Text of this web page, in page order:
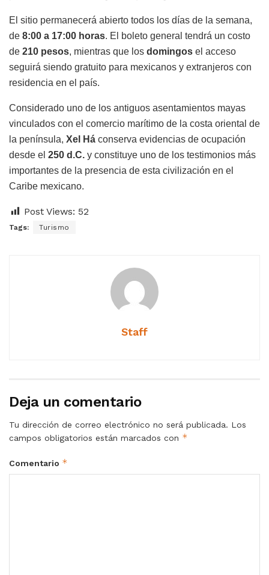
El sitio permanecerá abierto todos los días de la semana,
de 8:00 a 17:00 horas. El boleto general tendrá un costo
de 210 pesos, mientras que los domingos el acceso
seguirá siendo gratuito para mexicanos y extranjeros con
residencia en el país.
Considerado uno de los antiguos asentamientos mayas
vinculados con el comercio marítimo de la costa oriental de
la península, Xel Há conserva evidencias de ocupación
desde el 250 d.C. y constituye uno de los testimonios más
importantes de la presencia de esta civilización en el
Caribe mexicano.
Post Views: 52
Tags: Turismo
Staff
Deja un comentario
Tu dirección de correo electrónico no será publicada. Los
campos obligatorios están marcados con *
Comentario *